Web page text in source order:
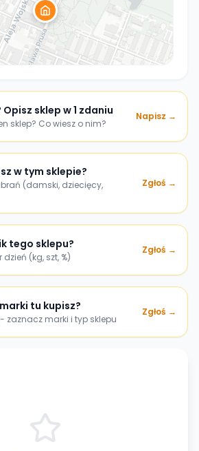
Opisz sklep w 1 zdaniu
sklep? Co wiesz o nim?
Napisz →
w tym sklepie?
(damski, dziecięcy,
Zgłoś →
tego sklepu?
dzień (kg, szt, %)
Zgłoś →
tu kupisz?
zaznacz marki i typ sklepu
Zgłoś →